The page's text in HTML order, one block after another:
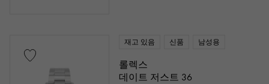
재고 있음 신품 남성용
롤렉스
데이트 저스트 36